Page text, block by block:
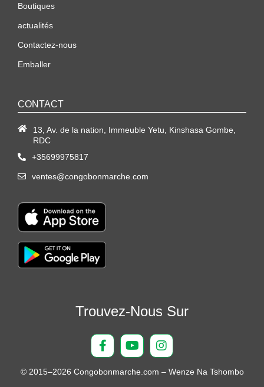
Boutiques
actualités
Contactez-nous
Emballer
CONTACT
13, Av. de la nation, Immeuble Yetu, Kinshasa Gombe,
RDC
+35699975817
ventes@congobonmarche.com
Trouvez-Nous Sur
© 2015–2026 Congobonmarche.com – Wenze Na Tshombo